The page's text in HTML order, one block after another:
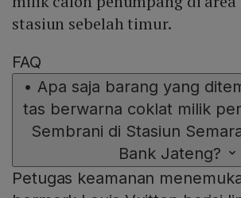
stasiun sebelah timur.
FAQ
• Apa saja barang yang
tas berwarna coklat milik
Sembrani di Stasiun
Bank Jateng?
Petugas keamanan